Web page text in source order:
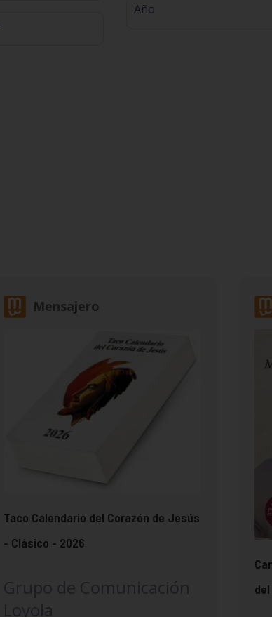
Año
Mensajero
Taco Calendario del Corazón de Jesús
- Clásico - 2026
del